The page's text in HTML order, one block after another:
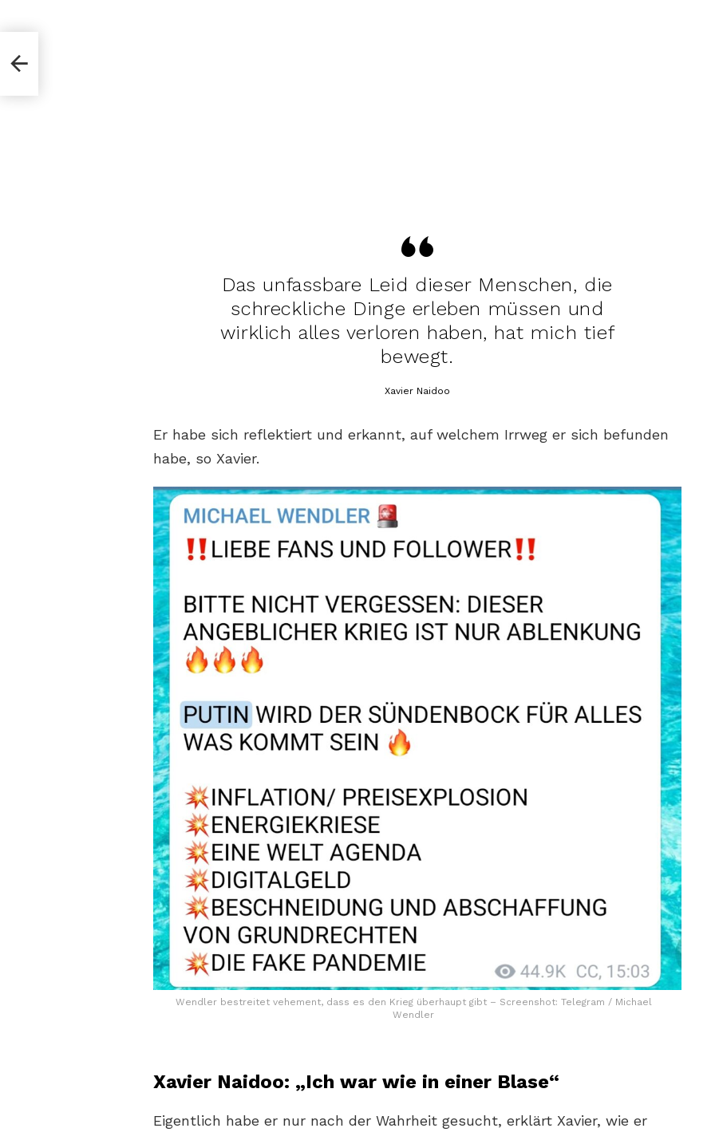
Das unfassbare Leid dieser Menschen, die
schreckliche Dinge erleben müssen und
wirklich alles verloren haben, hat mich tief
bewegt.
Xavier Naidoo
Er habe sich reflektiert und erkannt, auf welchem Irrweg er sich befunden
habe, so Xavier.
Wendler bestreitet vehement, dass es den Krieg überhaupt gibt – Screenshot: Telegram / Michael
Wendler
Xavier Naidoo: „Ich war wie in einer Blase“
Eigentlich habe er nur nach der Wahrheit gesucht, erklärt Xavier, wie er